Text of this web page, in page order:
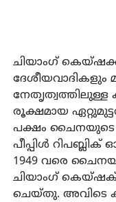
ചിയാംഗ്
ദേശീയവാദികളും
നേതൃത്വത്തിലുള്ള
രൂക്ഷമായ
പക്ഷം ചൈനയുടെ
പീപ്പിൾ
1949 വരെ
ചിയാംഗ് കെയ്ഷക്
ചെയ്തു. അവിടെ